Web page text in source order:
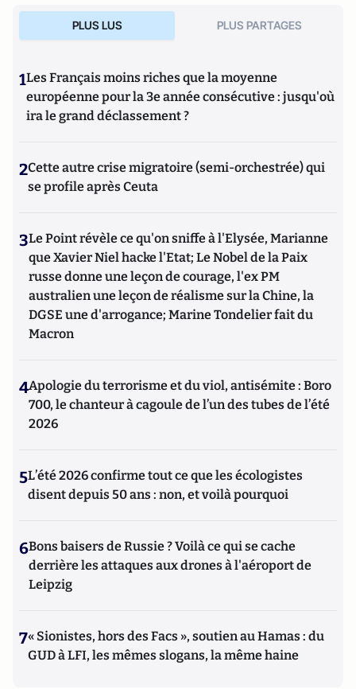
PLUS LUS PLUS PARTAGES
1Les Français moins riches que la moyenne
européenne pour la 3e année consécutive : jusqu'où
ira le grand déclassement ?
2Cette autre crise migratoire (semi-orchestrée) qui
se profile après Ceuta
3Le Point révèle ce qu'on sniffe à l'Elysée, Marianne
que Xavier Niel hacke l'Etat; Le Nobel de la Paix
russe donne une leçon de courage, l'ex PM
australien une leçon de réalisme sur la Chine, la
DGSE une d'arrogance; Marine Tondelier fait du
Macron
4Apologie du terrorisme et du viol, antisémite : Boro
700, le chanteur à cagoule de l’un des tubes de l’été
2026
5L’été 2026 confirme tout ce que les écologistes
disent depuis 50 ans : non, et voilà pourquoi
6Bons baisers de Russie ? Voilà ce qui se cache
derrière les attaques aux drones à l'aéroport de
Leipzig
7« Sionistes, hors des Facs », soutien au Hamas : du
GUD à LFI, les mêmes slogans, la même haine